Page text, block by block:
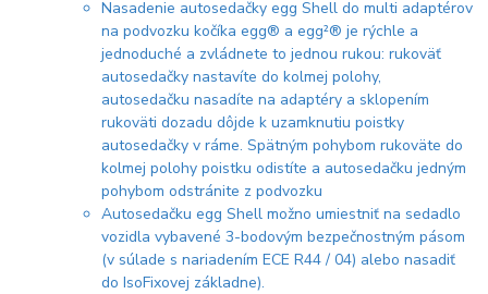
Nasadenie autosedačky egg Shell do multi adaptérov
na podvozku kočíka egg® a egg²® je rýchle a
jednoduché a zvládnete to jednou rukou: rukoväť
autosedačky nastavíte do kolmej polohy,
autosedačku nasadíte na adaptéry a sklopením
rukoväti dozadu dôjde k uzamknutiu poistky
autosedačky v ráme. Spätným pohybom rukoväte do
kolmej polohy poistku odistíte a autosedačku jedným
pohybom odstránite z podvozku
Autosedačku egg Shell možno umiestniť na sedadlo
vozidla vybavené 3-bodovým bezpečnostným pásom
(v súlade s nariadením ECE R44 / 04) alebo nasadiť
do IsoFixovej základne).